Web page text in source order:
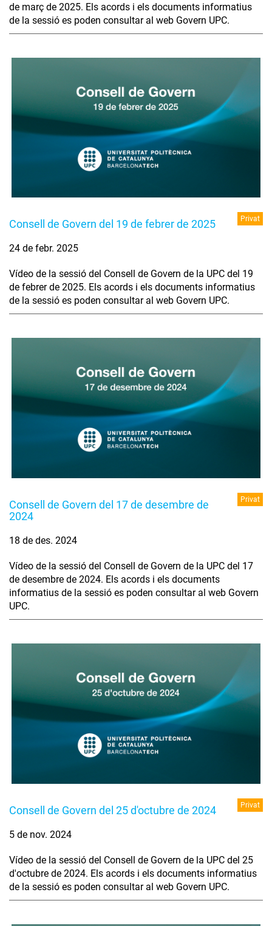
de març de 2025. Els acords i els documents informatius
de la sessió es poden consultar al web Govern UPC.
Consell de Govern del 19 de febrer de 2025 Privat
24 de febr. 2025
Vídeo de la sessió del Consell de Govern de la UPC del 19
de febrer de 2025. Els acords i els documents informatius
de la sessió es poden consultar al web Govern UPC.
Consell de Govern del 17 de desembre de
2024
Privat
18 de des. 2024
Vídeo de la sessió del Consell de Govern de la UPC del 17
de desembre de 2024. Els acords i els documents
informatius de la sessió es poden consultar al web Govern
UPC.
Consell de Govern del 25 d'octubre de 2024 Privat
5 de nov. 2024
Vídeo de la sessió del Consell de Govern de la UPC del 25
d'octubre de 2024. Els acords i els documents informatius
de la sessió es poden consultar al web Govern UPC.